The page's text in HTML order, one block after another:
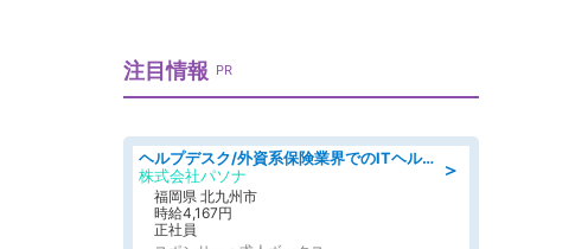
注目情報 PR
＞
ヘルプデスク/外資系保険業界でのITヘルプデスク業務/駅近/即日勤務可/ヘルプデスク
株式会社パソナ
福岡県 北九州市
時給4,167円
正社員